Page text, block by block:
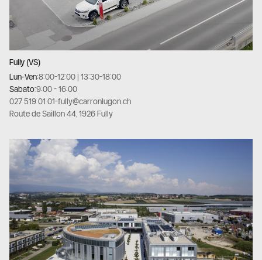
Fully (VS)
Lun-Ven:8:00-12:00 | 13:30-18:00
Sabato:9:00 - 16:00
027 519 01 01-fully@carronlugon.ch
Route de Saillon 44, 1926 Fully